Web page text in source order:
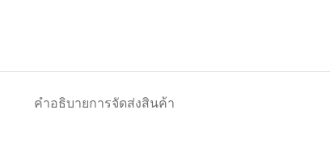
คำอธิบายการจัดส่งสินค้า